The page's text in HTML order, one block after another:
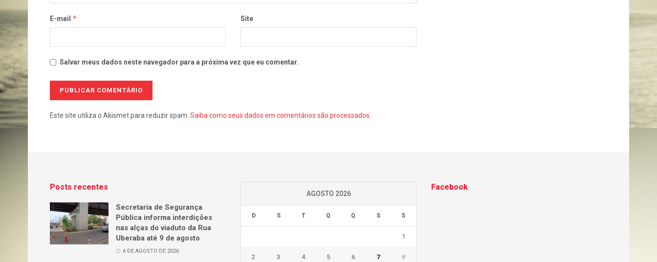
E-mail * Site
Salvar meus dados neste navegador para a próxima vez que eu comentar.
Este site utiliza o Akismet para reduzir spam. Saiba como seus dados em comentários são processados.
Posts recentes
Secretaria de Segurança
Pública informa interdições
nas alças do viaduto da Rua
Uberaba até 9 de agosto
6 DE AGOSTO DE 2026
AGOSTO 2026
D S T Q Q S S
1
2 3 4 5 6 7 8
Facebook